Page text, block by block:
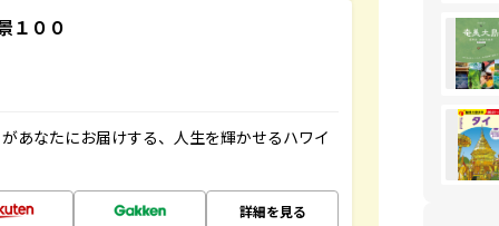
１００
あなたにお届けする、人生を輝かせるハワイ
詳細を見る